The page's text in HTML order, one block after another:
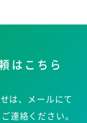
はこちら
は、メールにて
連絡ください。